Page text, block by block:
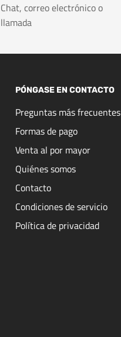
Chat, correo electrónico o
llamada
PÓNGASE EN CONTACTO
Preguntas más frecuentes
Formas de pago
Venta al por mayor
Quiénes somos
Contacto
Condiciones de servicio
Política de privacidad